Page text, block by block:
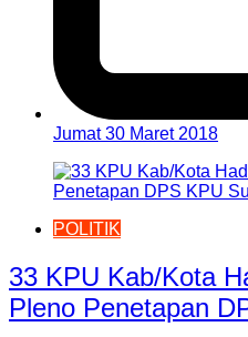
Jumat 30 Maret 2018
POLITIK
33 KPU Kab/Kota
Pleno Penetapan